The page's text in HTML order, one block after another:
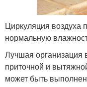
Циркуляция воздуха
нормальную
Лучшая организация
приточной и
может быть